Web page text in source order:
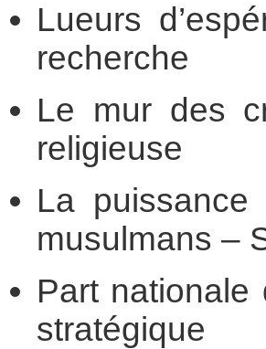
Lueurs
recherche
Le mur des
religieuse
La
musulmans –
Part nationale
stratégique